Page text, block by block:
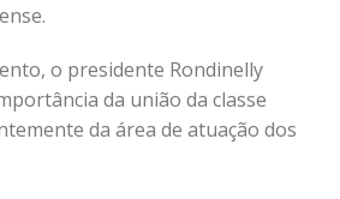
o presidente Rondinelly
da união da classe
da área de atuação dos